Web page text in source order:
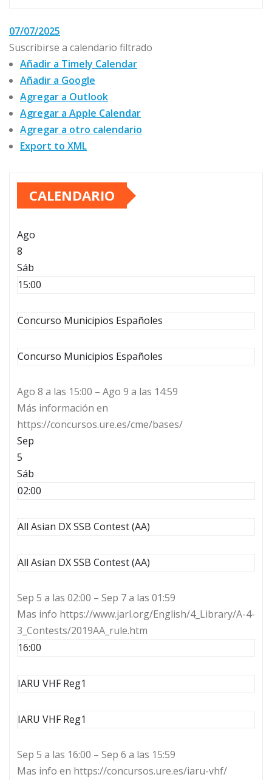
07/07/2025
Suscribirse a calendario filtrado
Añadir a Timely Calendar
Añadir a Google
Agregar a Outlook
Agregar a Apple Calendar
Agregar a otro calendario
Export to XML
CALENDARIO
Ago
8
Sáb
15:00
Concurso Municipios Españoles
Concurso Municipios Españoles
Ago 8 a las 15:00 – Ago 9 a las 14:59
Más información en
https://concursos.ure.es/cme/bases/
Sep
5
Sáb
02:00
All Asian DX SSB Contest (AA)
All Asian DX SSB Contest (AA)
Sep 5 a las 02:00 – Sep 7 a las 01:59
Mas info https://www.jarl.org/English/4_Library/A-4-
3_Contests/2019AA_rule.htm
16:00
IARU VHF Reg1
IARU VHF Reg1
Sep 5 a las 16:00 – Sep 6 a las 15:59
Mas info en https://concursos.ure.es/iaru-vhf/